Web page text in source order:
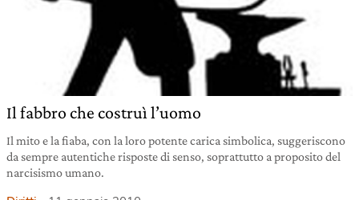
Il fabbro che costruì l’uomo
Il mito e la fiaba, con la loro potente carica simbolica, suggeriscono
da sempre autentiche risposte di senso, soprattutto a proposito del
narcisismo umano.